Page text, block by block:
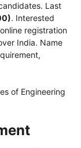
Last
. Interested
registration
India. Name
of Engineering